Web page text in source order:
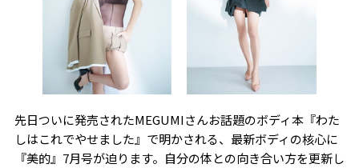
先日ついに発売されたMEGUMIさんお話題のボディ本『わた
しはこれでやせました』で明かされる、最新ボディの核心に
『美的』7月号が迫ります。自分の体との向き合い方を更新し